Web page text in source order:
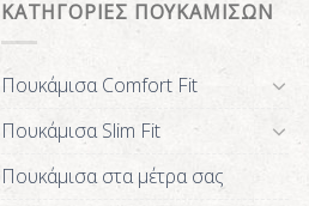
ΚΑΤΗΓΟΡΙΕΣ ΠΟΥΚΑΜΙΣΩΝ
Πουκάμισα Comfort Fit
Πουκάμισα Slim Fit
Πουκάμισα στα μέτρα σας